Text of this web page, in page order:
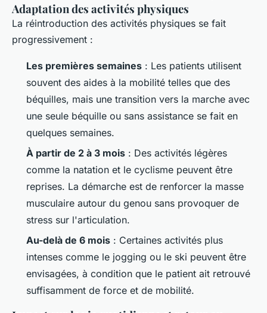
Adaptation des activités physiques
La réintroduction des activités physiques se fait
progressivement :
Les premières semaines : Les patients utilisent
souvent des aides à la mobilité telles que des
béquilles, mais une transition vers la marche avec
une seule béquille ou sans assistance se fait en
quelques semaines.
À partir de 2 à 3 mois : Des activités légères
comme la natation et le cyclisme peuvent être
reprises. La démarche est de renforcer la masse
musculaire autour du genou sans provoquer de
stress sur l'articulation.
Au-delà de 6 mois : Certaines activités plus
intenses comme le jogging ou le ski peuvent être
envisagées, à condition que le patient ait retrouvé
suffisamment de force et de mobilité.